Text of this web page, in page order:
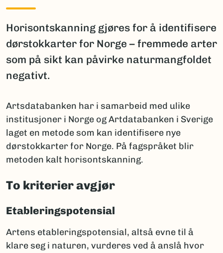
Horisontskanning gjøres for å identifisere
dørstokkarter for Norge – fremmede arter
som på sikt kan påvirke naturmangfoldet
negativt.
Artsdatabanken har i samarbeid med ulike
institusjoner i Norge og Artdatabanken i Sverige
laget en metode som kan identifisere nye
dørstokkarter for Norge. På fagspråket blir
metoden kalt horisontskanning.
To kriterier avgjør
Etableringspotensial
Artens etableringspotensial, altså evne til å
klare seg i naturen, vurderes ved å anslå hvor